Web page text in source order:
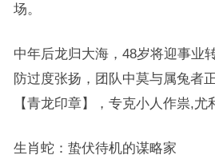
场。
中年后龙归大海，48岁将迎事业
防过度张扬，团队中莫与属兔者
【青龙印章】，专克小人作祟,尤
生肖蛇：蛰伏待机的谋略家